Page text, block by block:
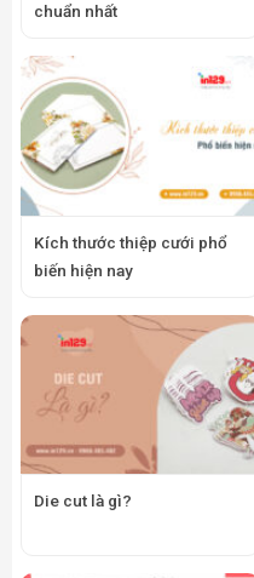
chuẩn nhất
Kích thước thiệp cưới phổ
biến hiện nay
Die cut là gì?